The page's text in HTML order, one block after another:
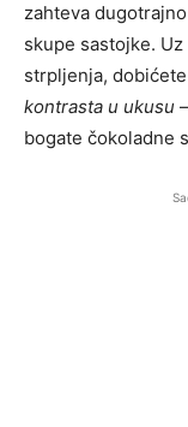
zahteva
skupe sastojke.
strpljenja,
kontrasta u ukusu
bogate čokoladne